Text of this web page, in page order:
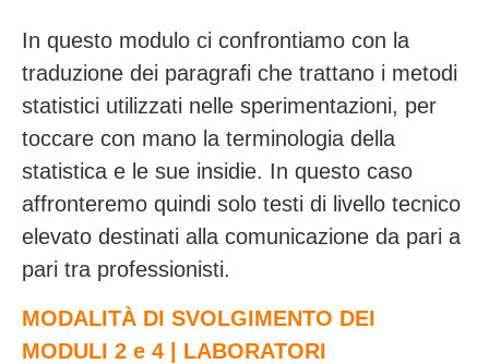
In questo modulo ci confrontiamo con la
traduzione dei paragrafi che trattano i metodi
statistici utilizzati nelle sperimentazioni, per
toccare con mano la terminologia della
statistica e le sue insidie. In questo caso
affronteremo quindi solo testi di livello tecnico
elevato destinati alla comunicazione da pari a
pari tra professionisti.
MODALITÀ DI SVOLGIMENTO DEI
MODULI 2 e 4 | LABORATORI